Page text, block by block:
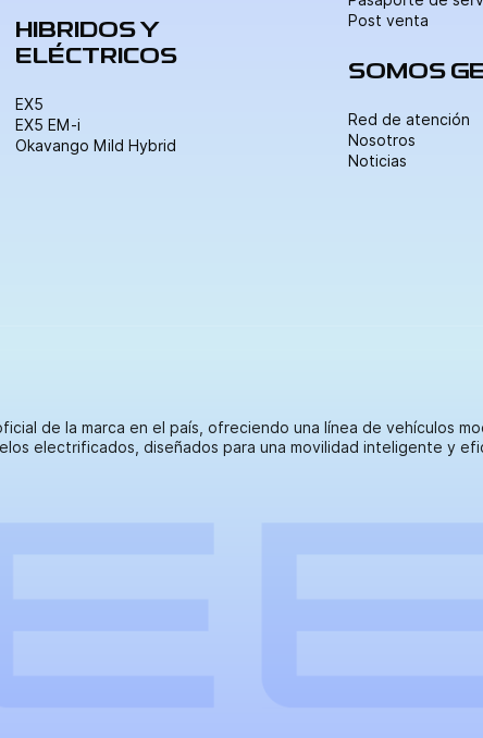
HIBRIDOS Y
ELÉCTRICOS
EX5
EX5 EM-i
Okavango Mild Hybrid
Post venta
SOMOS
Red de atención
Nosotros
Noticias
de la marca en el país, ofreciendo una línea de vehículos
electrificados, diseñados para una movilidad inteligente y